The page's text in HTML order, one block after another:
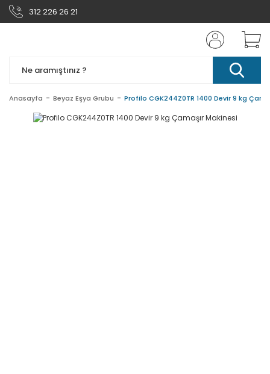
312 226 26 21
Anasayfa Beyaz Eşya Grubu Profilo CGK244Z0TR 1400 Devir 9 kg